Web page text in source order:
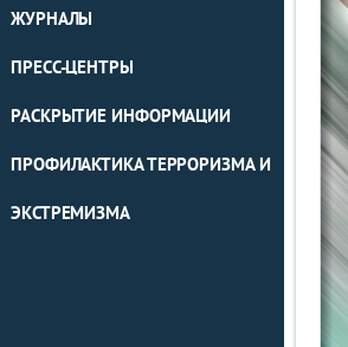
ЖУРНАЛЫ
ПРЕСС-ЦЕНТРЫ
РАСКРЫТИЕ ИНФОРМАЦИИ
ПРОФИЛАКТИКА ТЕРРОРИЗМА И
ЭКСТРЕМИЗМА